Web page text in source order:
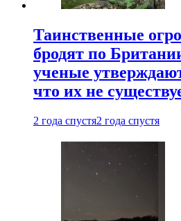
Таинственные
бродят по
ученые
что их не
2 года спустя2 года спустя